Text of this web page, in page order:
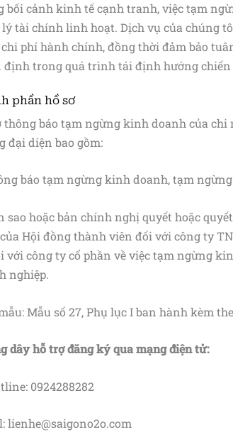
bối cảnh kinh tế cạnh tranh, việc tạm
tài chính linh hoạt. Dịch vụ của chúng
phí hành chính, đồng thời đảm bảo
định trong quá trình tái định hướng
phần hồ sơ
thông báo tạm ngừng kinh doanh của
đại diện bao gồm:
báo tạm ngừng kinh doanh, tạm
sao hoặc bản chính nghị quyết hoặc
Hội đồng thành viên đối với công ty
với công ty cổ phần về việc tạm ngừng
nghiệp.
Mẫu số 27, Phụ lục I ban hành kèm
dây hỗ trợ đăng ký qua mạng điện tử:
0924288282
lienhe@saigono2o.com